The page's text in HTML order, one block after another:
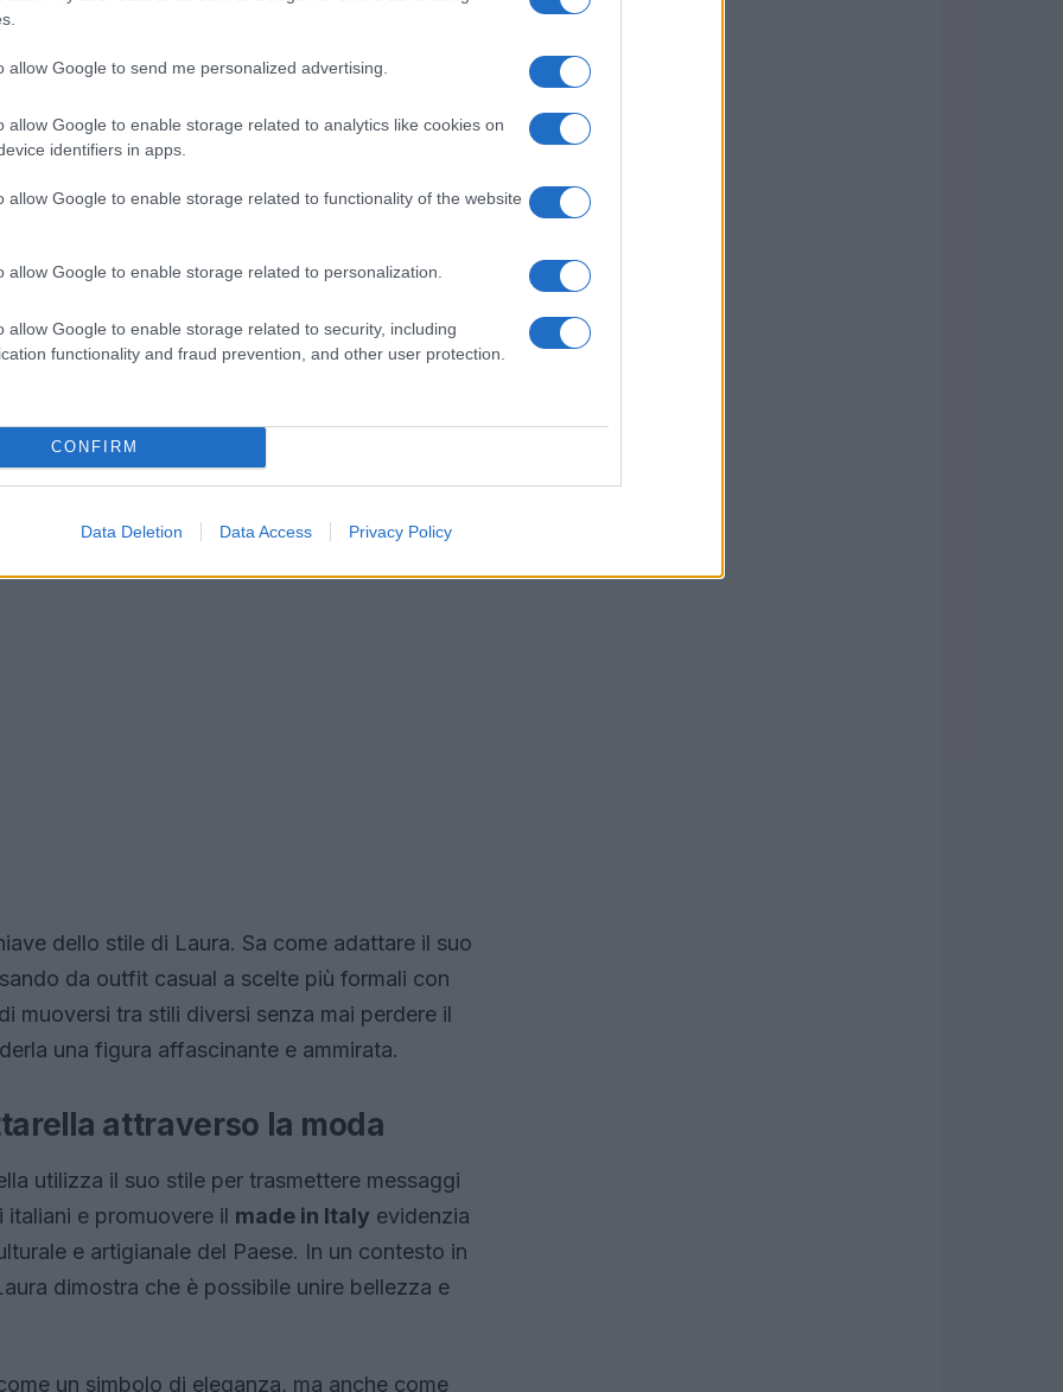
allow Google to send me personalized advertising.
allow Google to enable storage related to analytics like cookies on
identifiers in apps.
allow Google to enable storage related to functionality of the website
allow Google to enable storage related to personalization.
allow Google to enable storage related to security, including
functionality and fraud prevention, and other user protection.
CONFIRM
Data Deletion Data Access Privacy Policy
solo valorizzano il suo aspetto, ma
al particolare.
di Laura
figurano abiti che spaziano da eleganti
Ogni scelta riflette la sua personalità e il suo
il fascino dell’eleganza italiana. Una
durante un evento formale, dove ha
delicati, che ha catturato l’attenzione di
dello stile di Laura. Sa come adattare il suo
da outfit casual a scelte più formali con
muoversi tra stili diversi senza mai perdere il
una figura affascinante e ammirata.
attraverso la moda
utilizza il suo stile per trasmettere messaggi
e promuovere il made in Italy evidenzia
e artigianale del Paese. In un contesto in
dimostra che è possibile unire bellezza e
un simbolo di eleganza, ma anche come